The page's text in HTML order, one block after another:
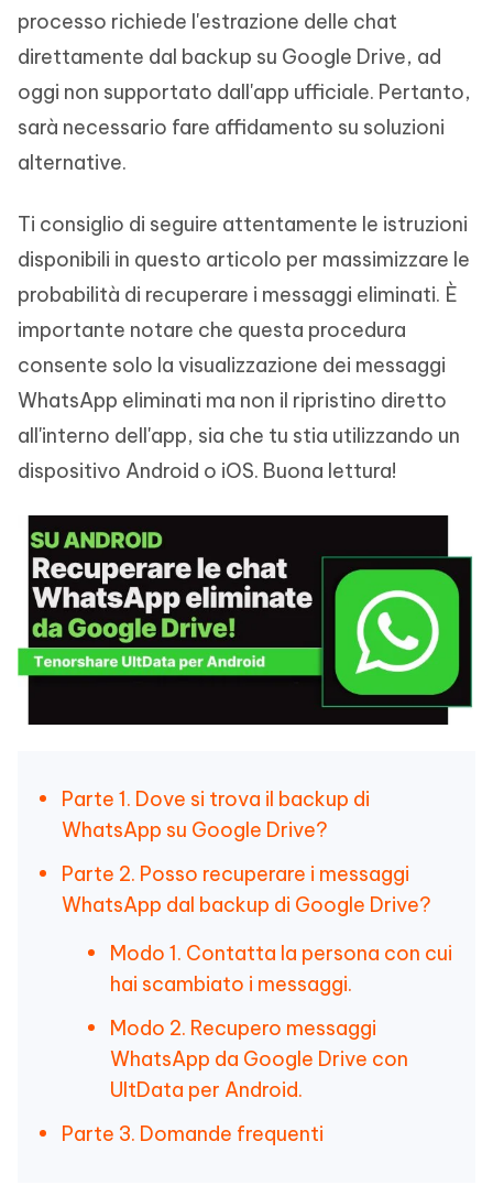
processo richiede l'estrazione delle chat
direttamente dal backup su Google Drive, ad
oggi non supportato dall'app ufficiale. Pertanto,
sarà necessario fare affidamento su soluzioni
alternative.
Ti consiglio di seguire attentamente le istruzioni
disponibili in questo articolo per massimizzare le
probabilità di recuperare i messaggi eliminati. È
importante notare che questa procedura
consente solo la visualizzazione dei messaggi
WhatsApp eliminati ma non il ripristino diretto
all'interno dell'app, sia che tu stia utilizzando un
dispositivo Android o iOS. Buona lettura!
Parte 1. Dove si trova il backup di
WhatsApp su Google Drive?
Parte 2. Posso recuperare i messaggi
WhatsApp dal backup di Google Drive?
Modo 1. Contatta la persona con cui
hai scambiato i messaggi.
Modo 2. Recupero messaggi
WhatsApp da Google Drive con
UltData per Android.
Parte 3. Domande frequenti